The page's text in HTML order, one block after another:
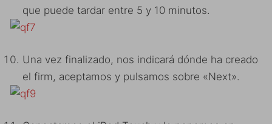
que puede tardar entre 5 y 10 minutos.
Una vez finalizado, nos indicará dónde ha creado
el firm, aceptamos y pulsamos sobre «Next».